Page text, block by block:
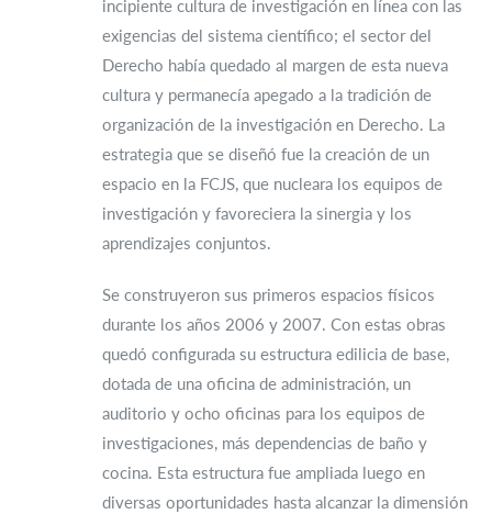
incipiente cultura de investigación en línea con las
exigencias del sistema científico; el sector del
Derecho había quedado al margen de esta nueva
cultura y permanecía apegado a la tradición de
organización de la investigación en Derecho. La
estrategia que se diseñó fue la creación de un
espacio en la FCJS, que nucleara los equipos de
investigación y favoreciera la sinergia y los
aprendizajes conjuntos.
Se construyeron sus primeros espacios físicos
durante los años 2006 y 2007. Con estas obras
quedó configurada su estructura edilicia de base,
dotada de una oficina de administración, un
auditorio y ocho oficinas para los equipos de
investigaciones, más dependencias de baño y
cocina. Esta estructura fue ampliada luego en
diversas oportunidades hasta alcanzar la dimensión